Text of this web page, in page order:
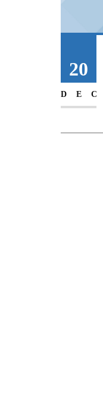
20
DEC